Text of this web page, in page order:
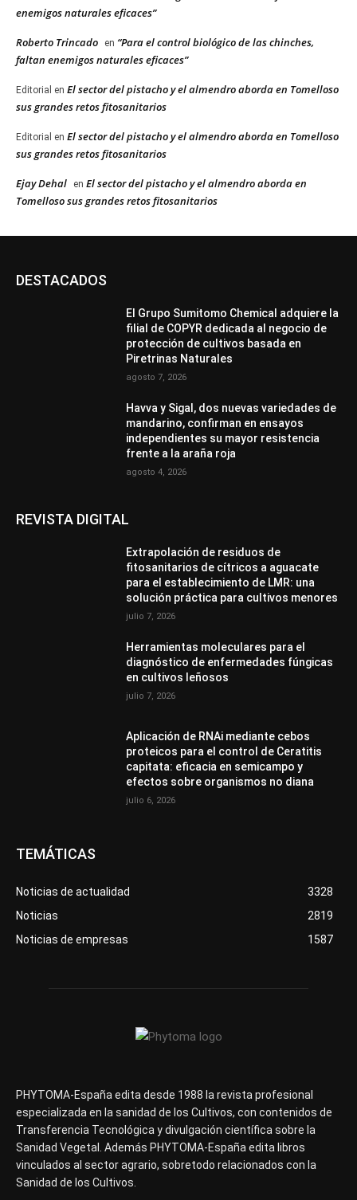
enemigos naturales eficaces”
Roberto Trincado en “Para el control biológico de las chinches,
faltan enemigos naturales eficaces”
Editorial en El sector del pistacho y el almendro aborda en Tomelloso
sus grandes retos fitosanitarios
Editorial en El sector del pistacho y el almendro aborda en Tomelloso
sus grandes retos fitosanitarios
Ejay Dehal en El sector del pistacho y el almendro aborda en
Tomelloso sus grandes retos fitosanitarios
DESTACADOS
El Grupo Sumitomo Chemical adquiere la
filial de COPYR dedicada al negocio de
protección de cultivos basada en
Piretrinas Naturales
agosto 7, 2026
Havva y Sigal, dos nuevas variedades de
mandarino, confirman en ensayos
independientes su mayor resistencia
frente a la araña roja
agosto 4, 2026
REVISTA DIGITAL
Extrapolación de residuos de
fitosanitarios de cítricos a aguacate
para el establecimiento de LMR: una
solución práctica para cultivos menores
julio 7, 2026
Herramientas moleculares para el
diagnóstico de enfermedades fúngicas
en cultivos leñosos
julio 7, 2026
Aplicación de RNAi mediante cebos
proteicos para el control de Ceratitis
capitata: eficacia en semicampo y
efectos sobre organismos no diana
julio 6, 2026
TEMÁTICAS
Noticias de actualidad
3328
Noticias
2819
Noticias de empresas
1587
PHYTOMA-España edita desde 1988 la revista profesional
especializada en la sanidad de los Cultivos, con contenidos de
Transferencia Tecnológica y divulgación científica sobre la
Sanidad Vegetal. Además PHYTOMA-España edita libros
vinculados al sector agrario, sobretodo relacionados con la
Sanidad de los Cultivos.